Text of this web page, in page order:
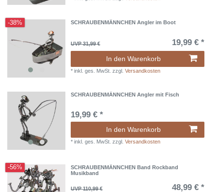
-38% SCHRAUBENMÄNNCHEN Angler im Boot
UVP 31,99 € 19,99 € *
In den Warenkorb
* inkl. ges. MwSt. zzgl. Versandkosten
SCHRAUBENMÄNNCHEN Angler mit Fisch
19,99 € *
In den Warenkorb
* inkl. ges. MwSt. zzgl. Versandkosten
-56%
SCHRAUBENMÄNNCHEN Band Rockband
Musikband
UVP 110,99 € 48,99 € *